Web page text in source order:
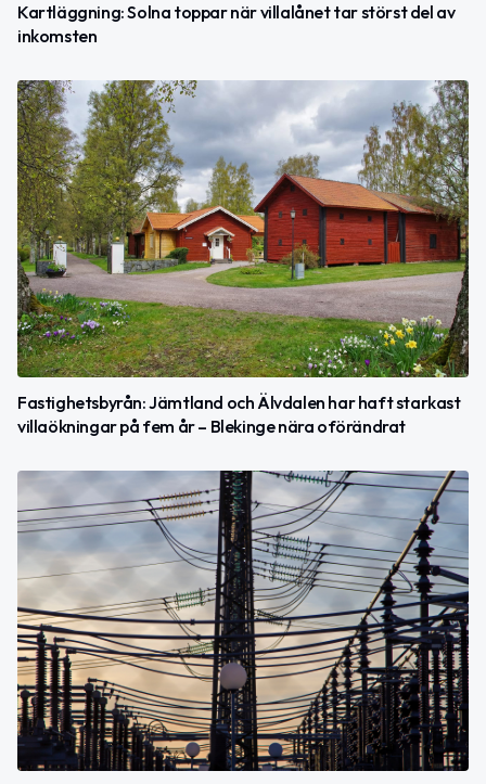
Kartläggning: Solna toppar när villalånet tar störst del av
inkomsten
Fastighetsbyrån: Jämtland och Älvdalen har haft starkast
villaökningar på fem år – Blekinge nära oförändrat